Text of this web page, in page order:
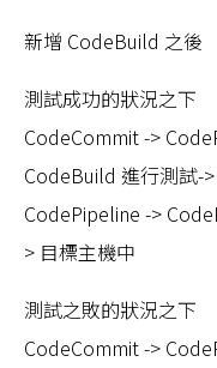
新增 CodeBuild 之後
測試成功的狀況之下
CodeCommit ->
CodeBuild 進行測試-
CodePipeline ->
> 目標主機中
測試之敗的狀況之下
CodeCommit ->